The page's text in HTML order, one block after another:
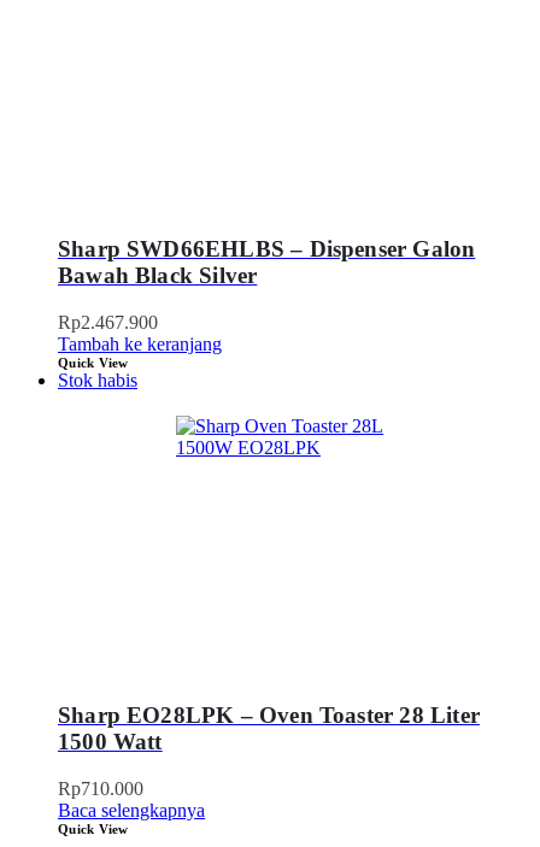
Sharp SWD66EHLBS – Dispenser Galon
Bawah Black Silver
Rp2.467.900
Tambah ke keranjang
Quick View
Stok habis
Sharp EO28LPK – Oven Toaster 28 Liter
1500 Watt
Rp710.000
Baca selengkapnya
Quick View